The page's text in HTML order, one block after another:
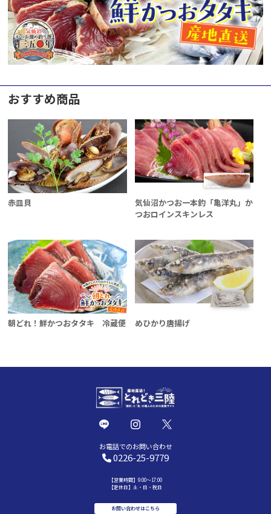
おすすめ商品
赤皿貝
気仙沼かつお一本釣「亀洋丸」か
つおロインスキンレス
朝どれ！鮮かつおタタキ 冷蔵便 めひかり唐揚げ
お電話でのお問い合わせ
0226-25-9779
【営業時間】9:00～17:00
【定休日】土・日・祝日
お問い合わせはこちら